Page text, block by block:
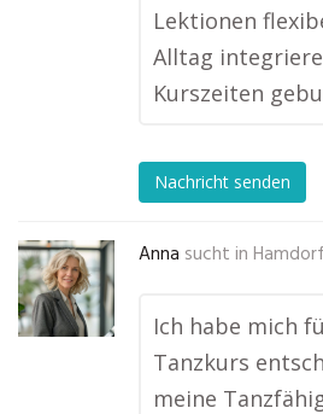
Lektionen
Alltag
Kurszeiten
Nachricht senden
Anna sucht in
Ich habe mich
Tanzkurs
meine